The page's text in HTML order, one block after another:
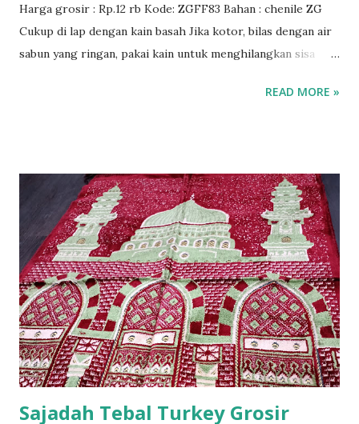
Harga grosir : Rp.12 rb Kode: ZGFF83 Bahan : chenile ZG
Cukup di lap dengan kain basah Jika kotor, bilas dengan air
sabun yang ringan, pakai kain untuk menghilangkan sisa
sajadah supaya kering, Hindari jemur langsung dibawah
READ MORE »
Sajadah Tebal Turkey Grosir